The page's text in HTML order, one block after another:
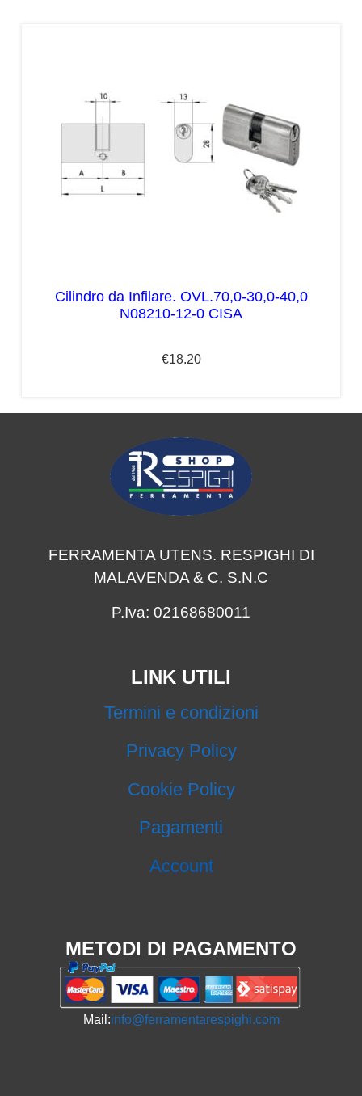
Cilindro da Infilare. OVL.70,0-30,0-40,0
N08210-12-0 CISA
€18.20
FERRAMENTA UTENS. RESPIGHI DI
MALAVENDA & C. S.N.C
P.Iva: 02168680011
LINK UTILI
Termini e condizioni
Privacy Policy
Cookie Policy
Pagamenti
Account
METODI DI PAGAMENTO
Mail:info@ferramentarespighi.com